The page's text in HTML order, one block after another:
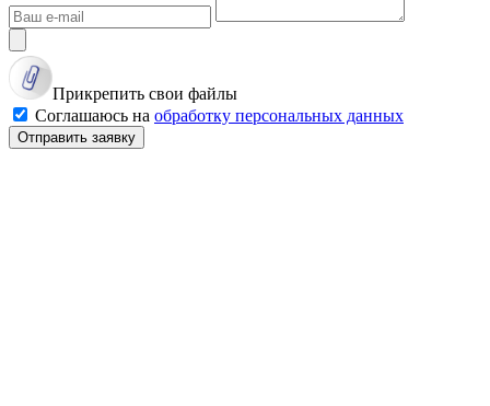
Прикрепить свои файлы
Соглашаюсь на обработку персональных данных
Отправить заявку